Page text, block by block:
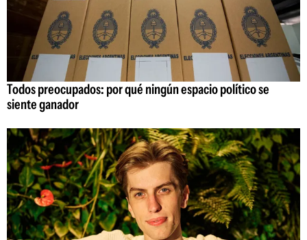
Todos preocupados: por qué ningún espacio político se
siente ganador